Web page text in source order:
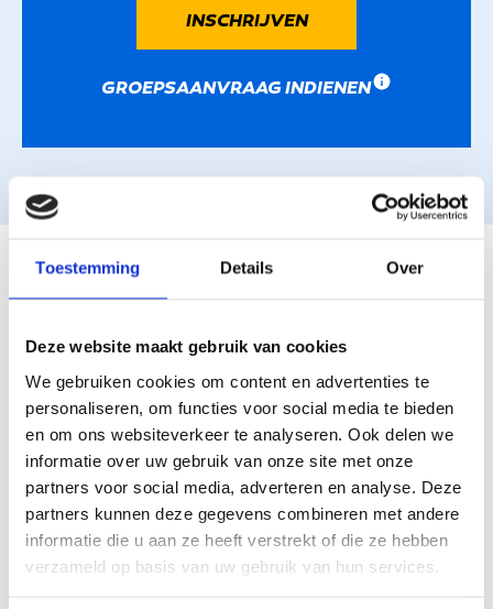
Toestemming Details Over
Deze website maakt gebruik van cookies
We gebruiken cookies om content en advertenties te
personaliseren, om functies voor social media te bieden
en om ons websiteverkeer te analyseren. Ook delen we
informatie over uw gebruik van onze site met onze
partners voor social media, adverteren en analyse. Deze
partners kunnen deze gegevens combineren met andere
informatie die u aan ze heeft verstrekt of die ze hebben
verzameld op basis van uw gebruik van hun services.
INSCHRIJVEN
GROEPSAANVRAAG INDIENEN
WAT CURSISTEN ZEGGEN
CURSISTEN BEOORDELEN
ONS MET EEN:
/5